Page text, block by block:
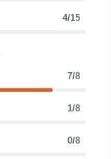
4/15
7/8
1/8
0/8